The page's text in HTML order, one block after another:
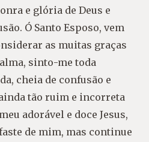
e glória de Deus e
Ó Santo Esposo, vem
as muitas graças
sinto-me toda
cheia de confusão e
tão ruim e incorreta
adorável e doce Jesus,
de mim, mas continue